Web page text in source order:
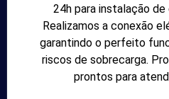
24h para instalação
Realizamos a conexão
garantindo o perfeito
riscos de sobrecarga.
prontos para